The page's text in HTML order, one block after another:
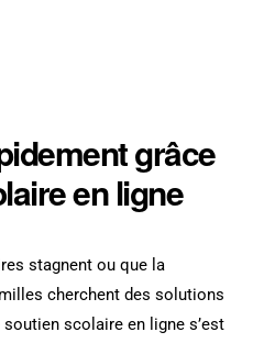
grâce
en ligne
stagnent ou que la
cherchent des solutions
scolaire en ligne s’est